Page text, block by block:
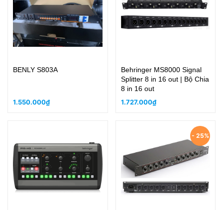
BENLY S803A
1.550.000₫
Behringer MS8000 Signal
Splitter 8 in 16 out | Bộ Chia
8 in 16 out
1.727.000₫
- 25%